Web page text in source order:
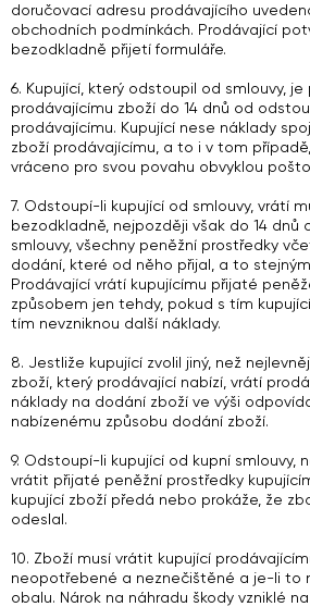
doručovací adresu prodávajícího
obchodních podmínkách. Prodávající
bezodkladně přijetí formuláře.
6. Kupující, který odstoupil od smlouvy,
prodávajícímu zboží do 14 dnů od
prodávajícímu. Kupující nese náklady
zboží prodávajícímu, a to i v tom
vráceno pro svou povahu obvyklou
7. Odstoupí-li kupující od smlouvy, vrátí
bezodkladně, nejpozději však do 14 dnů
smlouvy, všechny peněžní prostředky
dodání, které od něho přijal, a to
Prodávající vrátí kupujícímu přijaté
způsobem jen tehdy, pokud s tím
tím nevzniknou další náklady.
8. Jestliže kupující zvolil jiný, než
zboží, který prodávající nabízí, vrátí
náklady na dodání zboží ve výši
nabízenému způsobu dodání zboží.
9. Odstoupí-li kupující od kupní smlouvy,
vrátit přijaté peněžní prostředky
kupující zboží předá nebo prokáže, že
odeslal.
10. Zboží musí vrátit kupující
neopotřebené a neznečištěné a je-li to
obalu. Nárok na náhradu škody vzniklé